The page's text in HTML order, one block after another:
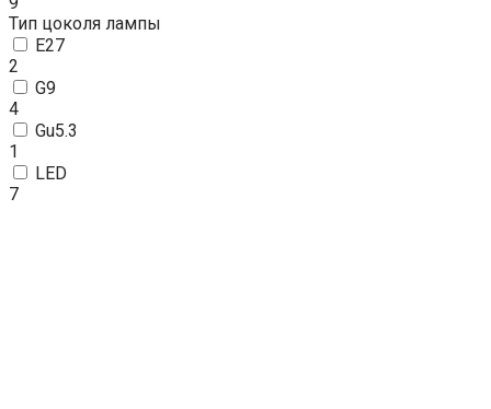
Тип цоколя лампы
E27
2
G9
4
Gu5.3
1
LED
7